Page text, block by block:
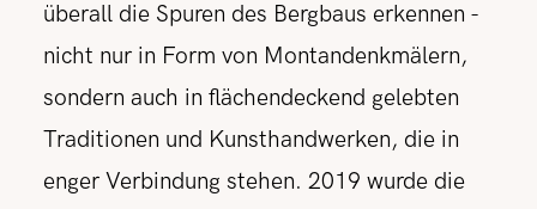
überall die Spuren des Bergbaus erkennen -
nicht nur in Form von Montandenkmälern,
sondern auch in flächendeckend gelebten
Traditionen und Kunsthandwerken, die in
enger Verbindung stehen. 2019 wurde die